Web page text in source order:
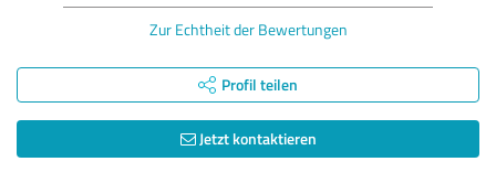
Zur Echtheit der Bewertungen
Profil teilen
Jetzt kontaktieren